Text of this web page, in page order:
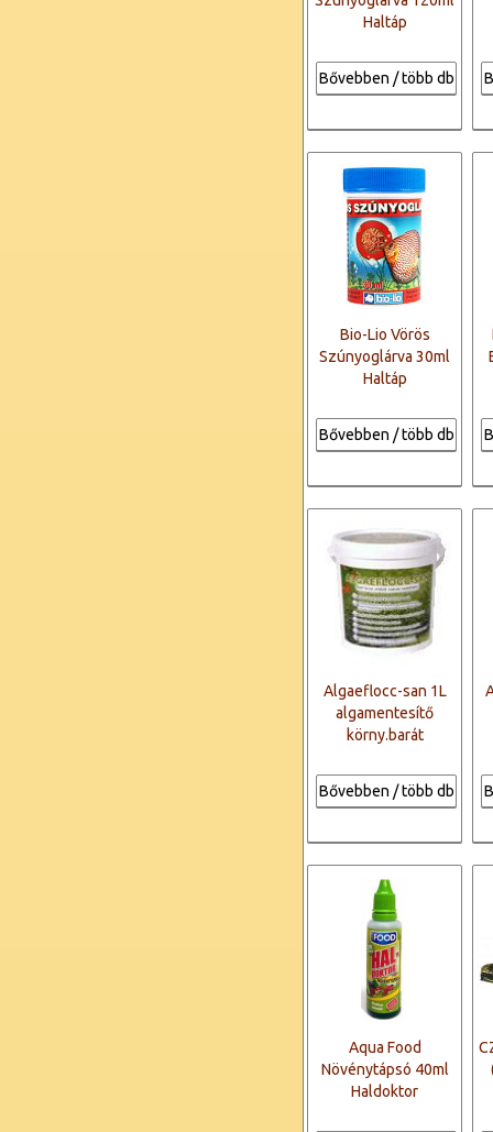
Haltáp
Bővebben / több db
Bio-Lio Vörös
Szúnyoglárva 30ml
Haltáp
Bővebben / több db
Algaeflocc-san 1L
algamentesítő
körny.barát
Bővebben / több db
Aqua Food
Növénytápsó 40ml
Haldoktor